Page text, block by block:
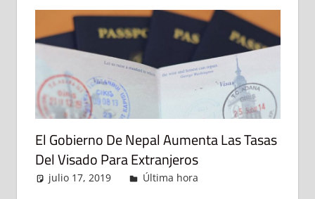
El Gobierno De Nepal Aumenta Las Tasas
Del Visado Para Extranjeros
julio 17, 2019 admin
Última hora